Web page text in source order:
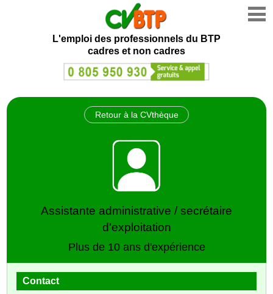
L'emploi des professionnels du BTP
cadres et non cadres
Retour à la CVthèque
Assistante administrative / secrétaire
d'exploitation
Plus de 10 ans d'expérience
Contact